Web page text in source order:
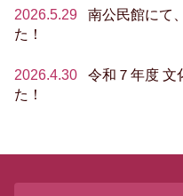
2026.5.29
南公民館にて
た！
2026.4.30
令和７年度 文
た！